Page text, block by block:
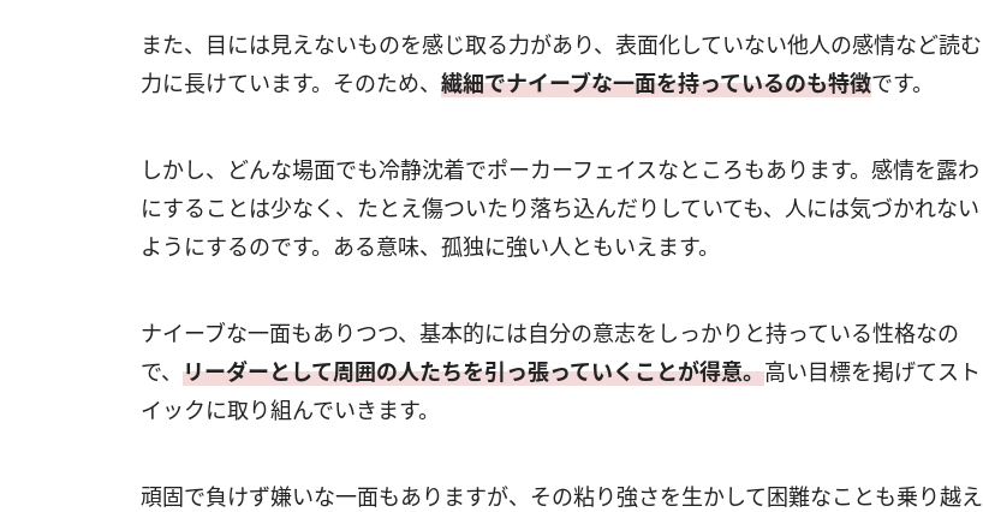
また、目には見えないものを感じ取る力があり、表面化していない他人の感情など読む
力に長けています。そのため、 繊細でナイーブな一面を持っているのも特徴です。
しかし、どんな場面でも冷静沈着でポーカーフェイスなところもあります。感情を露わ
にすることは少なく、たとえ傷ついたり落ち込んだりしていても、人には気づかれない
ようにするのです。ある意味、孤独に強い人ともいえます。
ナイーブな一面もありつつ、基本的には自分の意志をしっかりと持っている性格なの
で、 リーダーとして周囲の人たちを引っ張っていくことが得意。高い目標を掲げてスト
イックに取り組んでいきます。
頑固で負けず嫌いな一面もありますが、その粘り強さを生かして困難なことも乗り越え